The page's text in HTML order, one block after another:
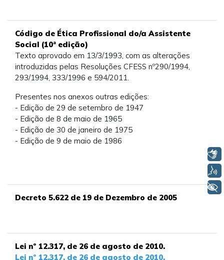
Código de Ética Profissional do/a Assistente
Social (10ª edição)
Texto aprovado em 13/3/1993, com as alterações
introduzidas pelas Resoluções CFESS nº290/1994,
293/1994, 333/1996 e 594/2011.
Presentes nos anexos outras edições:
- Edição de 29 de setembro de 1947
- Edição de 8 de maio de 1965
- Edição de 30 de janeiro de 1975
- Edição de 9 de maio de 1986
Decreto 5.622 de 19 de Dezembro de 2005
Lei nº 12.317, de 26 de agosto de 2010.
Lei nº 12.317, de 26 de agosto de 2010.
+ Acessibilidade